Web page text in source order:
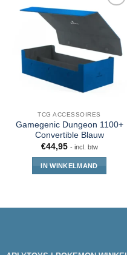
TCG ACCESSOIRES
Gamegenic Dungeon 1100+
Convertible Blauw
€44,95 - incl. btw
IN WINKELMAND